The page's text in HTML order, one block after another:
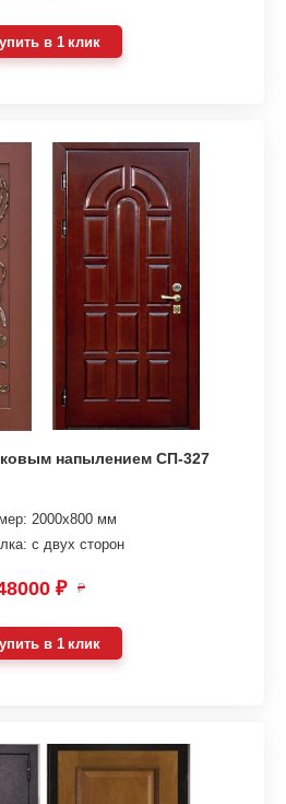
в 1 клик
напылением СП-327
2000х800 мм
с двух сторон
₽ ₽
в 1 клик